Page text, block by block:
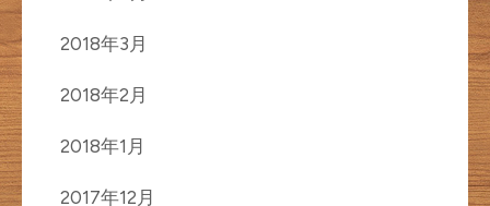
2018年3月
2018年2月
2018年1月
2017年12月